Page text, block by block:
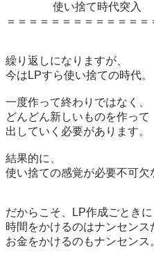
使い捨て時代突入
＝＝＝＝＝＝＝＝＝＝＝＝＝
繰り返しになりますが、
今はLPすら使い捨ての時代。
一度作って終わりではなく、
どんどん新しいものを作って
出していく必要があります。
結果的に、
使い捨ての感覚が必要不可欠
だからこそ、LP作成ごときに
時間をかけるのはナンセンス
お金をかけるのもナンセンス